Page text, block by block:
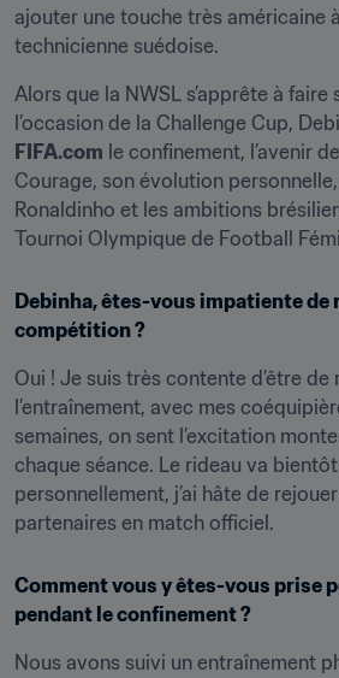
ajouter une touche très américaine
technicienne suédoise.
Alors que la NWSL s’apprête à faire
FIFA.com le confinement, l’avenir
Courage, son évolution
Ronaldinho et les ambitions
Tournoi Olympique de Football
Debinha, êtes-vous impatiente de
compétition ?
Oui ! Je suis très contente d’être de
l’entraînement, avec mes
semaines, on sent l’excitation
chaque séance. Le rideau va
personnellement, j’ai hâte de
partenaires en match officiel.
Comment vous y êtes-vous prise
pendant le confinement ?
Nous avons suivi un entraînement